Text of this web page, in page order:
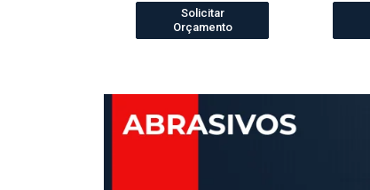
Solicitar
Orçamento